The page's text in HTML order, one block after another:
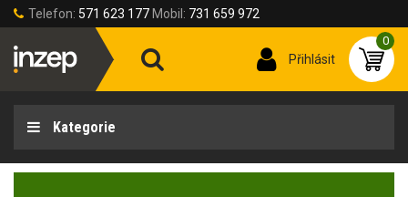
Telefon: 571 623 177 Mobil: 731 659 972
Přihlásit
0
Kategorie